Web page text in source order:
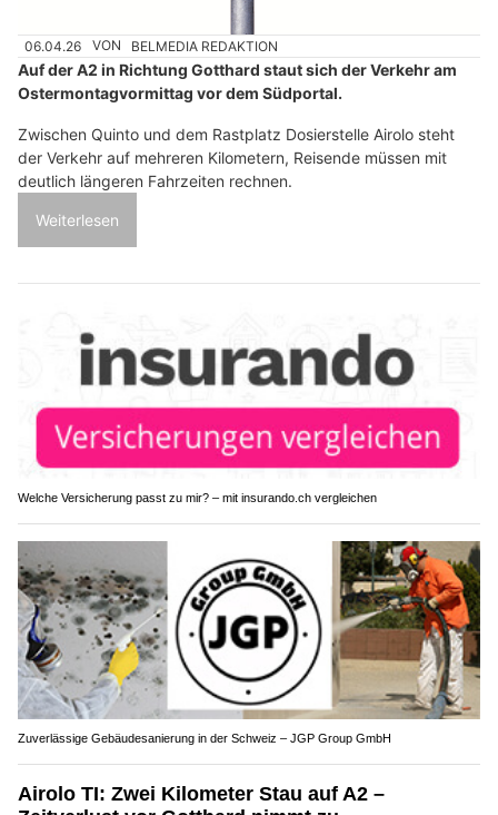
06.04.26 VON BELMEDIA REDAKTION
Auf der A2 in Richtung Gotthard staut sich der Verkehr am
Ostermontagvormittag vor dem Südportal.
Zwischen Quinto und dem Rastplatz Dosierstelle Airolo steht
der Verkehr auf mehreren Kilometern, Reisende müssen mit
deutlich längeren Fahrzeiten rechnen.
Weiterlesen
Welche Versicherung passt zu mir? – mit insurando.ch vergleichen
Zuverlässige Gebäudesanierung in der Schweiz – JGP Group GmbH
Airolo TI: Zwei Kilometer Stau auf A2 –